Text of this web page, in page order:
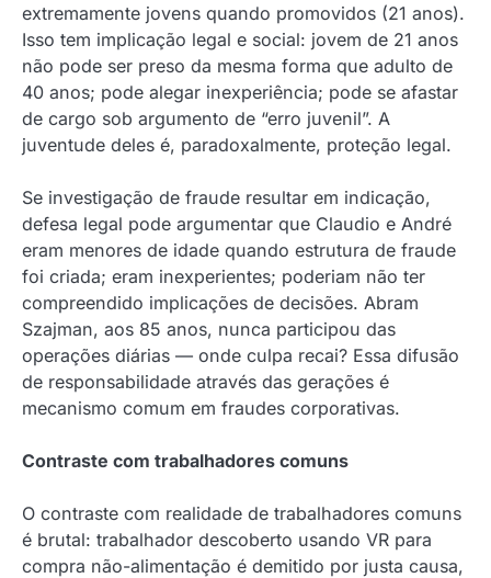
extremamente jovens quando promovidos (21 anos).
Isso tem implicação legal e social: jovem de 21 anos
não pode ser preso da mesma forma que adulto de
40 anos; pode alegar inexperiência; pode se afastar
de cargo sob argumento de “erro juvenil”. A
juventude deles é, paradoxalmente, proteção legal.
Se investigação de fraude resultar em indicação,
defesa legal pode argumentar que Claudio e André
eram menores de idade quando estrutura de fraude
foi criada; eram inexperientes; poderiam não ter
compreendido implicações de decisões. Abram
Szajman, aos 85 anos, nunca participou das
operações diárias — onde culpa recai? Essa difusão
de responsabilidade através das gerações é
mecanismo comum em fraudes corporativas.
Contraste com trabalhadores comuns
O contraste com realidade de trabalhadores comuns
é brutal: trabalhador descoberto usando VR para
compra não-alimentação é demitido por justa causa,